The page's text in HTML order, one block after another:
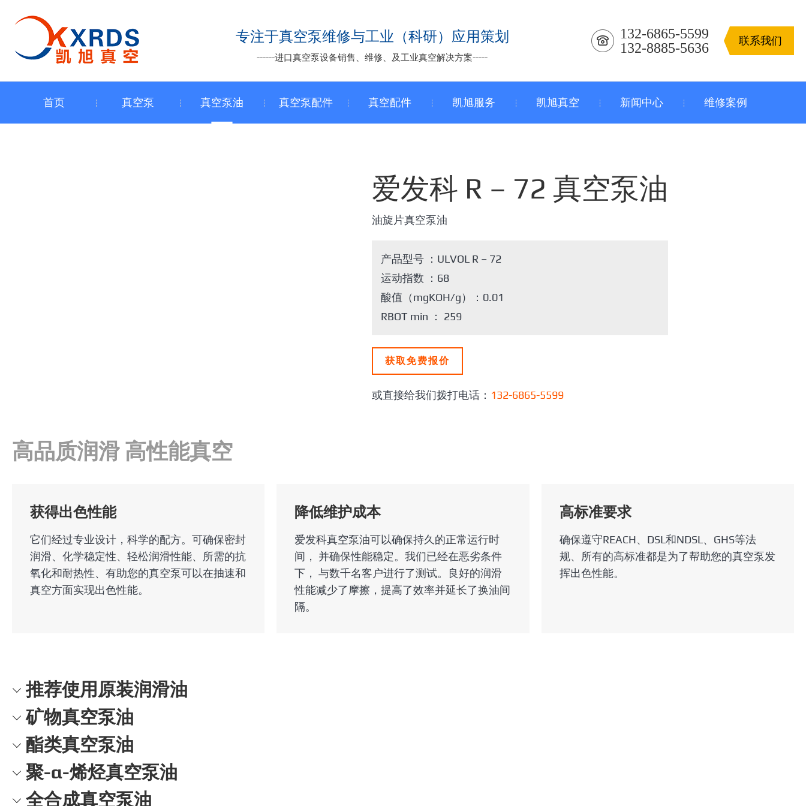
专注于真空泵维修与工业（科研）应用策划
------进口真空泵设备销售、维修、及工业真空解决方案-----
132-6865-5599
132-8885-5636
联系我们
首页 真空泵 真空泵油 真空泵配件 真空配件 凯旭服务 凯旭真空 新闻中心 维修案例
爱发科 R – 72 真空泵油
油旋片真空泵油
产品型号 ：ULVOL R – 72
运动指数 ：68
酸值（mgKOH/g）：0.01
RBOT min ： 259
获取免费报价
或直接给我们拨打电话： 132-6865-5599
高品质润滑 高性能真空
获得出色性能
它们经过专业设计，科学的配方。可确保密封
润滑、化学稳定性、轻松润滑性能、所需的抗
氧化和耐热性、有助您的真空泵可以在抽速和
真空方面实现出色性能。
降低维护成本
爱发科真空泵油可以确保持久的正常运行时
间， 并确保性能稳定。我们已经在恶劣条件
下， 与数千名客户进行了测试。良好的润滑
性能减少了摩擦，提高了效率并延长了换油间
隔。
高标准要求
确保遵守REACH、DSL和NDSL、GHS等法
规、所有的高标准都是为了帮助您的真空泵发
挥出色性能。
推荐使用原装润滑油
矿物真空泵油
酯类真空泵油
聚-α-烯烃真空泵油
全合成真空泵油